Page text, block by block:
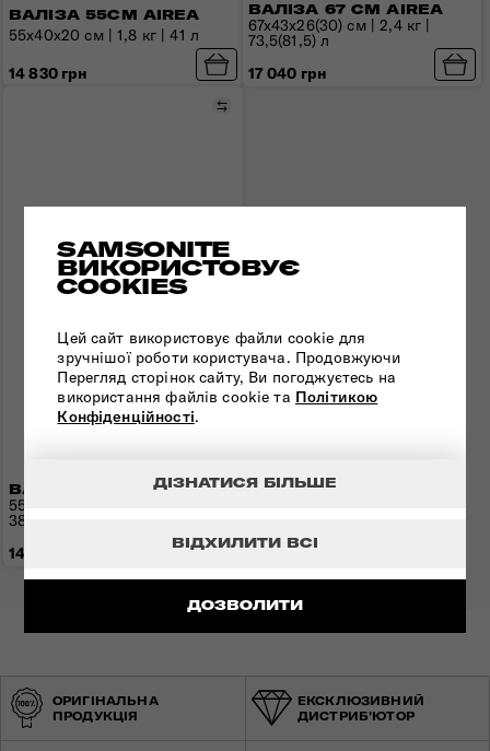
SAMSONITE
ВИКОРИСТОВУЄ
COOKIES
Цей сайт використовує файли cookie для
зручнішої роботи користувача. Продовжуючи
Перегляд сторінок сайту, Ви погоджуєтесь на
використання файлів cookie та Політикою
Конфіденційності.
ДОЗВОЛИТИ
ВІДХИЛИТИ ВСІ
ДІЗНАТИСЯ БІЛЬШЕ
ВАЛІЗА 55СМ AIREA
55x40x20 см | 1,8 кг | 41 л
14 830 грн
ВАЛІЗА 67 СМ AIREA
67x43x26(30) см | 2,4 кг |
73,5(81,5) л
17 040 грн
ВАЛІЗА 55 СМ AIREA
Порівняти
55x35x22(25) см | 1,8 кг |
38(43,5) л
14 830 грн
ОРИГІНАЛЬНА
ПРОДУКЦІЯ
ЕКСКЛЮЗИВНИЙ
ДИСТРИБ'ЮТОР